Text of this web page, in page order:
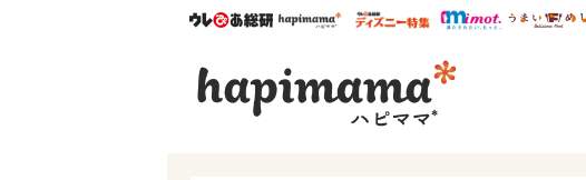
ウレぴあ総研ハピママ* ウレぴあ総研 ディ
mimot.